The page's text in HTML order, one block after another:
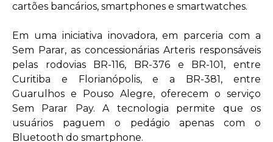
cartões bancários, smartphones e smartwatches.
Em uma iniciativa inovadora, em parceria com a
Sem Parar, as concessionárias Arteris responsáveis
pelas rodovias BR-116, BR-376 e BR-101, entre
Curitiba e Florianópolis, e a BR-381, entre
Guarulhos e Pouso Alegre, oferecem o serviço
Sem Parar Pay. A tecnologia permite que os
usuários paguem o pedágio apenas com o
Bluetooth do smartphone.